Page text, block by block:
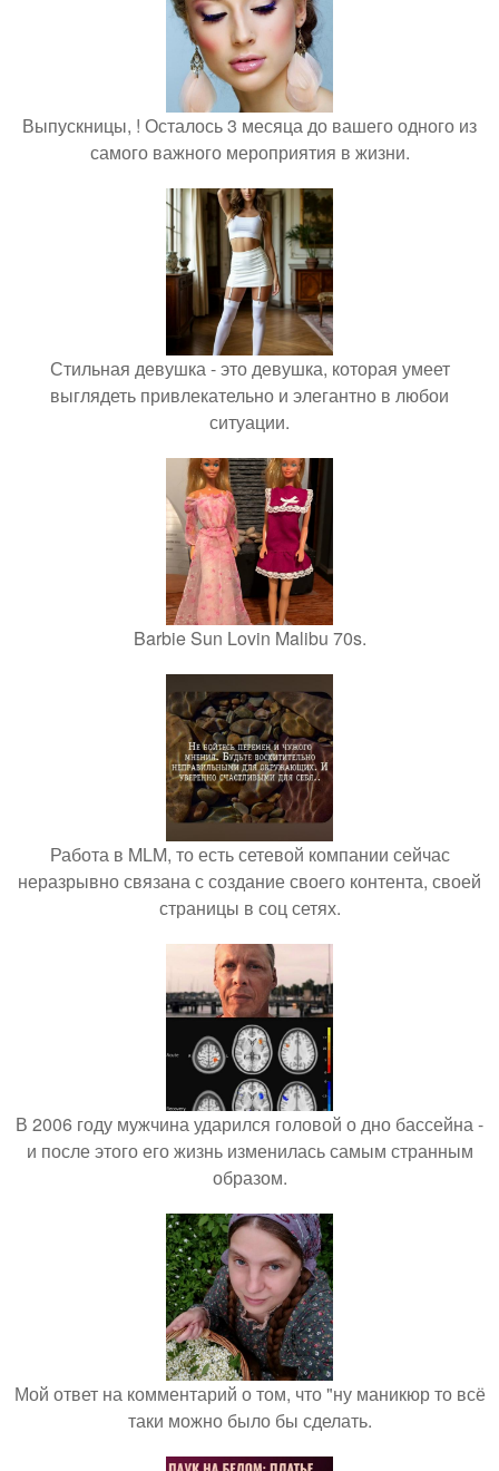
Выпускницы, ! Осталось 3 месяца до вашего одного из
самого важного мероприятия в жизни.
Стильная девушка - это девушка, которая умеет
выглядеть привлекательно и элегантно в любои
ситуации.
Barbie Sun Lovin Malibu 70s.
Работа в MLM, то есть сетевой компании сейчас
неразрывно связана с создание своего контента, своей
страницы в соц сетях.
В 2006 году мужчина ударился головой о дно бассейна -
и после этого его жизнь изменилась самым странным
образом.
Мой ответ на комментарий о том, что "ну маникюр то всё
таки можно было бы сделать.